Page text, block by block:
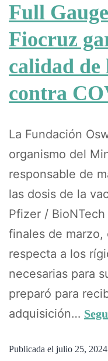
Full
Fiocruz
calidad de
contra
La Fundación
organismo del
responsable de
las dosis de la
Pfizer /
finales de
respecta a los
necesarias para
preparó para
adquisición…
Publicada el julio 25, 2024